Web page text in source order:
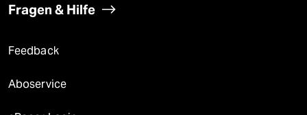
Fragen & Hilfe
Feedback
Aboservice